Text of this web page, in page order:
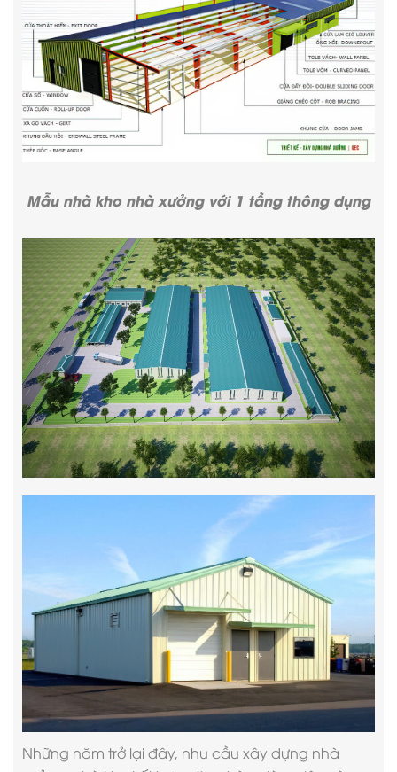
Mẫu nhà kho nhà xưởng với 1 tầng thông dụng
Những năm trở lại đây, nhu cầu xây dựng nhà